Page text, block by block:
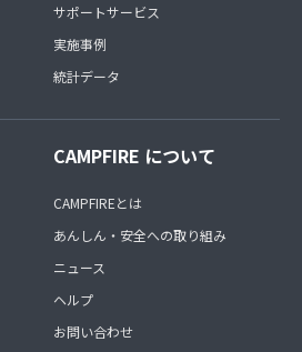
サポートサービス
実施事例
統計データ
CAMPFIRE について
CAMPFIREとは
あんしん・安全への取り組み
ニュース
ヘルプ
お問い合わせ